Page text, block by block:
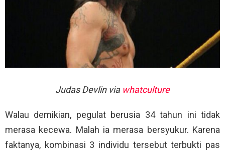
Judas Devlin via whatculture
Walau demikian, pegulat berusia 34 tahun ini tidak
merasa kecewa. Malah ia merasa bersyukur. Karena
faktanya, kombinasi 3 individu tersebut terbukti pas